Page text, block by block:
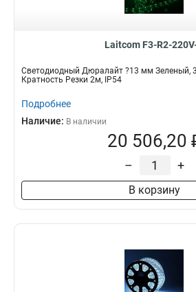
Laitcom F3-R2-
Светодиодный Дюралайт ?13 мм Зеленый,
Кратность Резки 2м, IP54
Подробнее
Наличие: В наличии
20 506,20
– +
В корзину